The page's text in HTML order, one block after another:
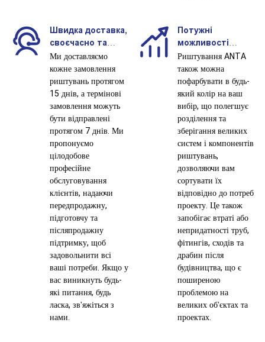
Швидка доставка,
своєчасно та
ефективно.
Ми доставляємо
кожне замовлення
риштувань протягом
15 днів, а термінові
замовлення можуть
бути відправлені
протягом 7 днів. Ми
пропонуємо
цілодобове
професійне
обслуговування
клієнтів, надаючи
передпродажну,
підготовчу та
післяпродажну
підтримку, щоб
задовольнити всі
ваші потреби. Якщо у
вас виникнуть будь-
які питання, будь
ласка, зв'яжіться з
нами.
Потужні
можливості
налаштування.
Риштування ANTA
також можна
пофарбувати в будь-
який колір на ваш
вибір, що полегшує
розділення та
зберігання великих
систем і компонентів
риштувань,
дозволяючи вам
сортувати їх
відповідно до потреб
проекту. Це також
запобігає втраті або
непридатності труб,
фітингів, сходів та
драбин після
будівництва, що є
поширеною
проблемою на
великих об'єктах та
проектах.